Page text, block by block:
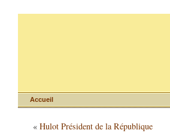
Accueil
« Hulot Président de la République